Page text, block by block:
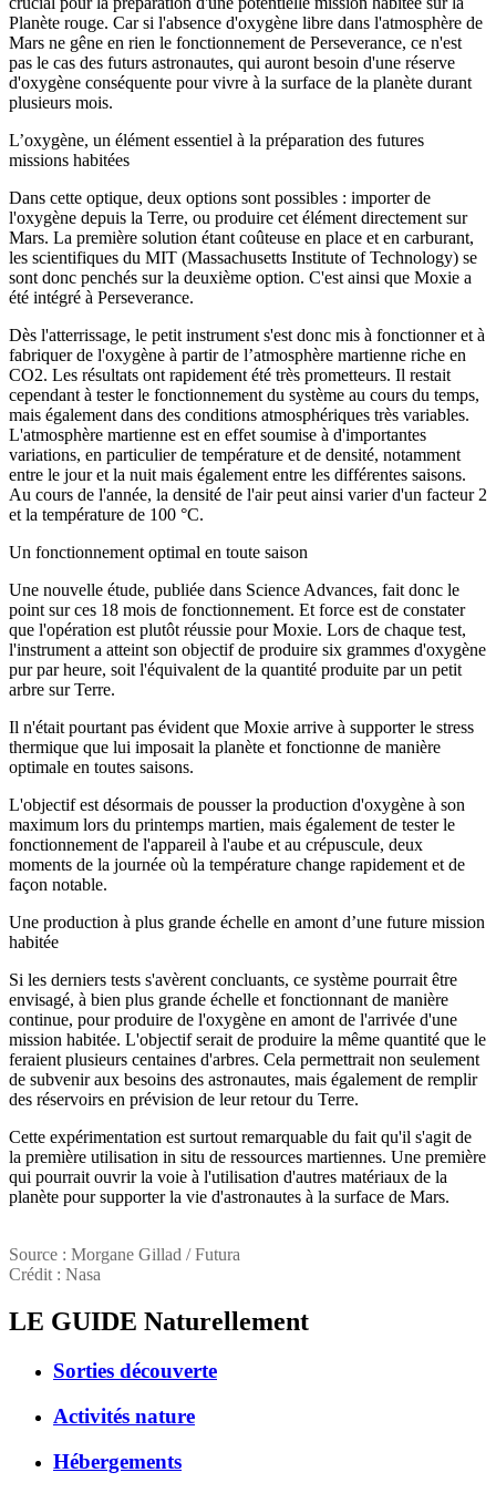
Planète rouge. Car si l'absence d'oxygène libre dans l'atmosphère de
Mars ne gêne en rien le fonctionnement de Perseverance, ce n'est
pas le cas des futurs astronautes, qui auront besoin d'une réserve
d'oxygène conséquente pour vivre à la surface de la planète durant
plusieurs mois.
L’oxygène, un élément essentiel à la préparation des futures
missions habitées
Dans cette optique, deux options sont possibles : importer de
l'oxygène depuis la Terre, ou produire cet élément directement sur
Mars. La première solution étant coûteuse en place et en carburant,
les scientifiques du MIT (Massachusetts Institute of Technology) se
sont donc penchés sur la deuxième option. C'est ainsi que Moxie a
été intégré à Perseverance.
Dès l'atterrissage, le petit instrument s'est donc mis à fonctionner et à
fabriquer de l'oxygène à partir de l’atmosphère martienne riche en
CO2. Les résultats ont rapidement été très prometteurs. Il restait
cependant à tester le fonctionnement du système au cours du temps,
mais également dans des conditions atmosphériques très variables.
L'atmosphère martienne est en effet soumise à d'importantes
variations, en particulier de température et de densité, notamment
entre le jour et la nuit mais également entre les différentes saisons.
Au cours de l'année, la densité de l'air peut ainsi varier d'un facteur 2
et la température de 100 °C.
Un fonctionnement optimal en toute saison
Une nouvelle étude, publiée dans Science Advances, fait donc le
point sur ces 18 mois de fonctionnement. Et force est de constater
que l'opération est plutôt réussie pour Moxie. Lors de chaque test,
l'instrument a atteint son objectif de produire six grammes d'oxygène
pur par heure, soit l'équivalent de la quantité produite par un petit
arbre sur Terre.
Il n'était pourtant pas évident que Moxie arrive à supporter le stress
thermique que lui imposait la planète et fonctionne de manière
optimale en toutes saisons.
L'objectif est désormais de pousser la production d'oxygène à son
maximum lors du printemps martien, mais également de tester le
fonctionnement de l'appareil à l'aube et au crépuscule, deux
moments de la journée où la température change rapidement et de
façon notable.
Une production à plus grande échelle en amont d’une future mission
habitée
Si les derniers tests s'avèrent concluants, ce système pourrait être
envisagé, à bien plus grande échelle et fonctionnant de manière
continue, pour produire de l'oxygène en amont de l'arrivée d'une
mission habitée. L'objectif serait de produire la même quantité que le
feraient plusieurs centaines d'arbres. Cela permettrait non seulement
de subvenir aux besoins des astronautes, mais également de remplir
des réservoirs en prévision de leur retour du Terre.
Cette expérimentation est surtout remarquable du fait qu'il s'agit de
la première utilisation in situ de ressources martiennes. Une première
qui pourrait ouvrir la voie à l'utilisation d'autres matériaux de la
planète pour supporter la vie d'astronautes à la surface de Mars.
Source : Morgane Gillad / Futura
Crédit : Nasa
LE GUIDE Naturellement
Sorties découverte
Activités nature
Hébergements